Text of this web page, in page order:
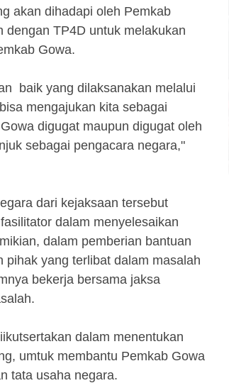
akan dihadapi oleh Pemkab
dengan TP4D untuk melakukan
Gowa.
baik yang dilaksanakan melalui
mengajukan kita sebagai
digugat maupun digugat oleh
sebagai pengacara negara,"
dari kejaksaan tersebut
dalam menyelesaikan
dalam pemberian bantuan
yang terlibat dalam masalah
bekerja bersama jaksa
dalam menentukan
umtuk membantu Pemkab Gowa
tata usaha negara.